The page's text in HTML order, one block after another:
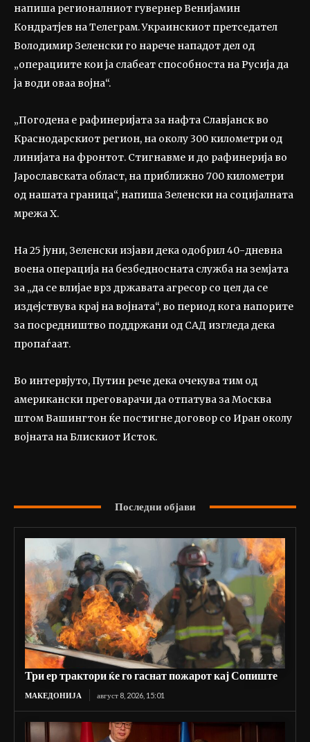
напиша регионалниот гувернер Венијамин
Кондратјев на Телеграм. Украинскиот претседател
Володимир Зеленски го нарече нападот дел од
„операциите кои ја слабеат способноста на Русија да
ја води оваа војна“.
„Погодена е рафинеријата за нафта Славјанск во
Краснодарскиот регион, на околу 300 километри од
линијата на фронтот. Стигнавме и до рафинерија во
Јарославската област, на приближно 700 километри
од нашата граница“, напиша Зеленски на социјалната
мрежа Х.
На 25 јуни, Зеленски изјави дека одобрил 40-дневна
воена операција на безбедносната служба на земјата
за „да се влијае врз државата агресор со цел да се
издејствува крај на војната“, во период кога напорите
за посредништво поддржани од САД изгледа дека
пропаѓаат.
Во интервјуто, Путин рече дека очекува тим од
американски преговарачи да отпатува за Москва
штом Вашингтон ќе постигне договор со Иран околу
војната на Блискиот Исток.
Последни објави
Три ер трактори ќе го гаснат пожарот кај Сопиште
МАКЕДОНИЈА август 8, 2026, 15:01